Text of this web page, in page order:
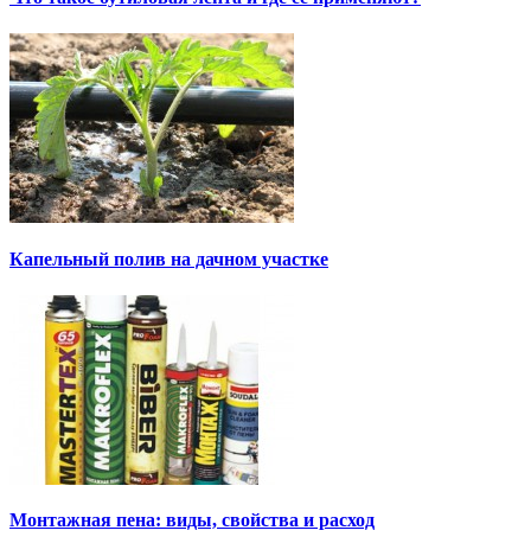
Капельный полив на дачном участке
Монтажная пена: виды, свойства и расход